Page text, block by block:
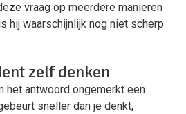
vraag op meerdere manieren
hij waarschijnlijk nog niet scherp
zelf denken
het antwoord ongemerkt een
sneller dan je denkt,